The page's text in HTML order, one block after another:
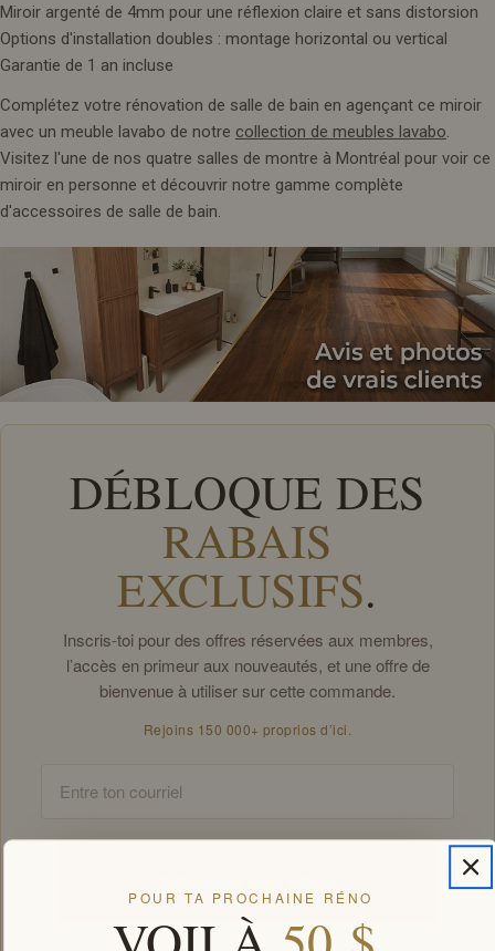
Miroir argenté de 4mm pour une réflexion claire et sans distorsion
Options d'installation doubles : montage horizontal ou vertical
Garantie de 1 an incluse
Complétez votre rénovation de salle de bain en agençant ce miroir
avec un meuble lavabo de notre collection de meubles lavabo.
Visitez l'une de nos quatre salles de montre à Montréal pour voir ce
miroir en personne et découvrir notre gamme complète
d'accessoires de salle de bain.
DÉBLOQUE DES
RABAIS
EXCLUSIFS.
Inscris-toi pour des offres réservées aux membres,
l’accès en primeur aux nouveautés, et une offre de
bienvenue à utiliser sur cette commande.
Rejoins 150 000+ proprios d’ici.
POUR TA PROCHAINE RÉNO